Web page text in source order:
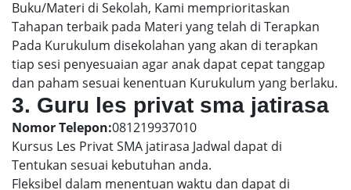
Buku/Materi di Sekolah, Kami memprioritaskan
Tahapan terbaik pada Materi yang telah di Terapkan
Pada Kurukulum disekolahan yang akan di terapkan
tiap sesi penyesuaian agar anak dapat cepat tanggap
dan paham sesuai kenentuan Kurukulum yang berlaku.
3. Guru les privat sma jatirasa
Nomor Telepon:081219937010
Kursus Les Privat SMA jatirasa Jadwal dapat di
Tentukan sesuai kebutuhan anda.
Fleksibel dalam menentuan waktu dan dapat di